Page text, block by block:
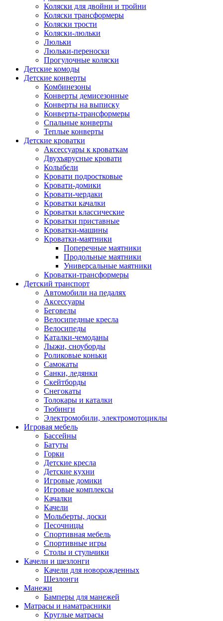
Коляски для двойни и тройни
Коляски трансформеры
Коляски трости
Коляски-люльки
Люльки
Люльки-переноски
Прогулочные коляски
Детские комоды
Детские конверты
Комбинезоны
Конверты демисезонные
Конверты на выписку
Конверты-трансформеры
Спальные конверты
Теплые конверты
Детские кроватки
Аксессуары к кроваткам
Двухъярусные кровати
Колыбели
Кровати подростковые
Кровати-домики
Кровати-чердаки
Кроватки качалки
Кроватки классические
Кроватки приставные
Кроватки-машины
Кроватки-маятники
Поперечные маятники
Продольные маятники
Универсальные маятники
Кроватки-трансформеры
Детский транспорт
Автомобили на педалях
Аксессуары
Беговелы
Велосипедные кресла
Велосипеды
Каталки-чемоданы
Лыжи, сноуборды
Роликовые коньки
Самокаты
Санки, ледянки
Скейтборды
Снегокаты
Толокары и каталки
Тюбинги
Электромобили, электромотоциклы
Игровая мебель
Бассейны
Батуты
Горки
Детские кресла
Детские кухни
Игровые домики
Игровые комплексы
Качалки
Качели
Мольберты, доски
Песочницы
Спортивная мебель
Спортивные игры
Столы и стульчики
Качели и шезлонги
Качели для новорожденных
Шезлонги
Манежи
Бамперы для манежей
Матрасы и наматрасники
Круглые матрасы